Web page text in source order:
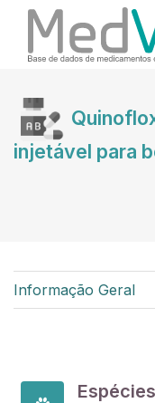
injetável para
Informação Geral